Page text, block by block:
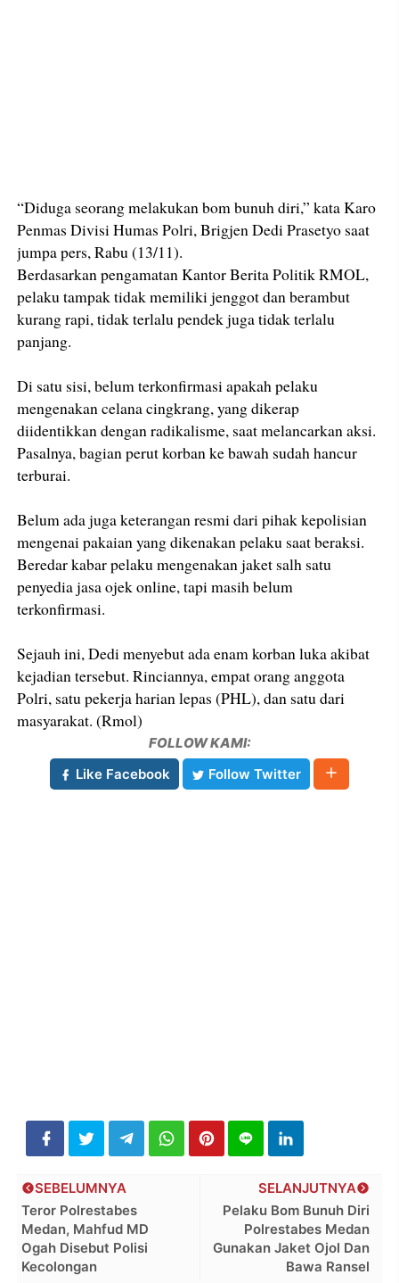
“Diduga seorang melakukan bom bunuh diri,” kata Karo
Penmas Divisi Humas Polri, Brigjen Dedi Prasetyo saat
jumpa pers, Rabu (13/11).
Berdasarkan pengamatan Kantor Berita Politik RMOL,
pelaku tampak tidak memiliki jenggot dan berambut
kurang rapi, tidak terlalu pendek juga tidak terlalu
panjang.
Di satu sisi, belum terkonfirmasi apakah pelaku
mengenakan celana cingkrang, yang dikerap
diidentikkan dengan radikalisme, saat melancarkan aksi.
Pasalnya, bagian perut korban ke bawah sudah hancur
terburai.
Belum ada juga keterangan resmi dari pihak kepolisian
mengenai pakaian yang dikenakan pelaku saat beraksi.
Beredar kabar pelaku mengenakan jaket salh satu
penyedia jasa ojek online, tapi masih belum
terkonfirmasi.
Sejauh ini, Dedi menyebut ada enam korban luka akibat
kejadian tersebut. Rinciannya, empat orang anggota
Polri, satu pekerja harian lepas (PHL), dan satu dari
masyarakat. (Rmol)
FOLLOW KAMI:
Like Facebook
Follow Twitter
SELANJUTNYA
Pelaku Bom Bunuh Diri
Polrestabes Medan
Gunakan Jaket Ojol Dan
Bawa Ransel
SEBELUMNYA
Teror Polrestabes
Medan, Mahfud MD
Ogah Disebut Polisi
Kecolongan